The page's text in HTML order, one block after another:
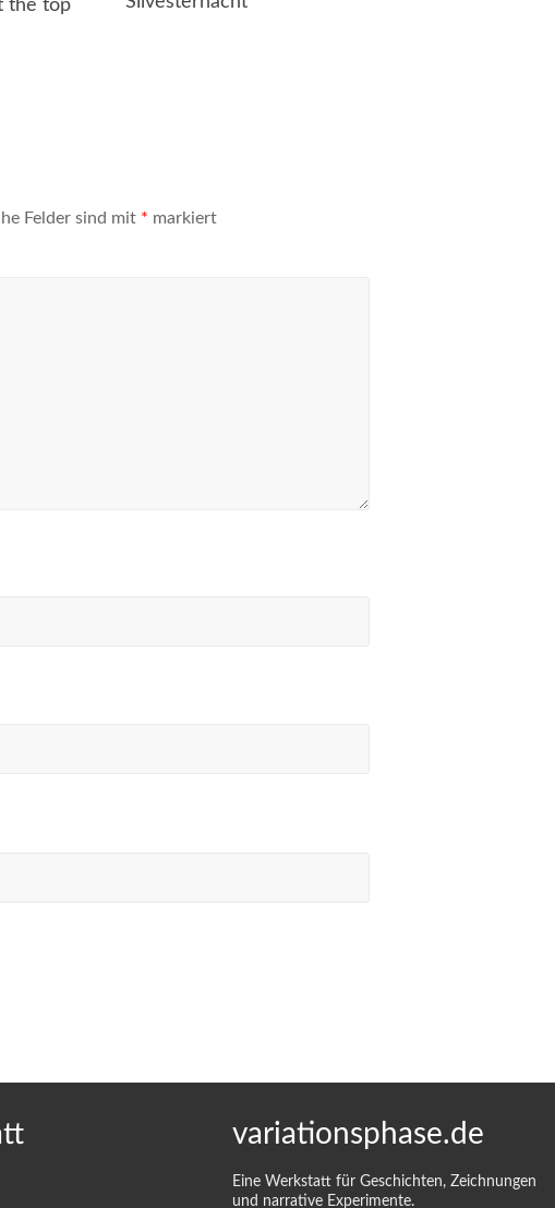
the top
Felder sind mit * markiert
variationsphase.de
Eine Werkstatt für Geschichten, Zeichnungen
und narrative Experimente.